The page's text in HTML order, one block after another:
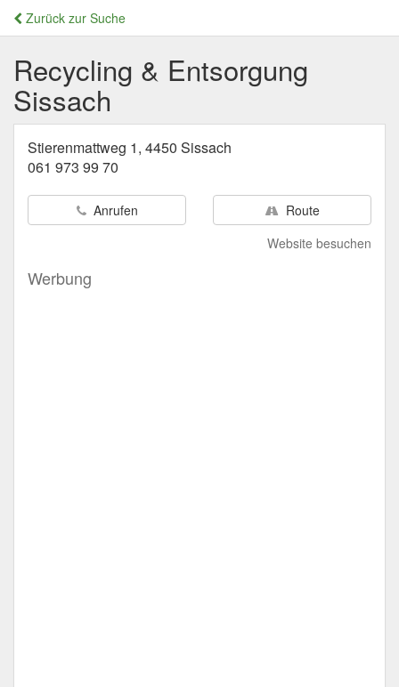
Zurück zur Suche
Recycling & Entsorgung
Sissach
Stierenmattweg 1, 4450 Sissach
061 973 99 70
Anrufen
Route
Website besuchen
Werbung